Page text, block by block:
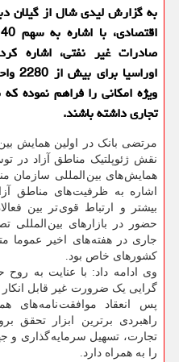
به گزارش لیدی شال از گیلان
صادرات غیر نفتی، اشاره
ویژه امكانی را فراهم نموده
تجاری داشته باشند.
مرتضی بانک در اولین همایش بین
نقش ژئوپلتیک مناطق آزاد در
همایش های بین المللی سازمان
اشاره به ظرفیت های مناطق
بیشتر و ارتباط قوی تر بین
حضور در بازارهای بین المللی
جاری در هفته های اخیر عموما
کشورهای خاص بود.
وی ادامه داد: با عنایت به روح
گرایی یک ضرورت غیر قابل
پس انعقاد موافقت نامه های
راهبردی برترین ابزار تحقق
تجارت، تسهیل سرمایه گذاری و
را به همراه دارد.